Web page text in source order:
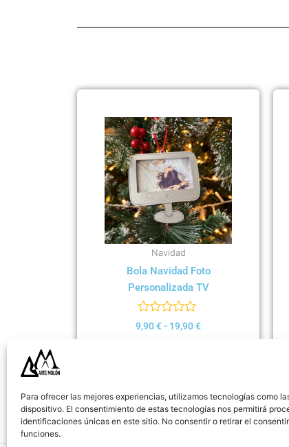
Para ofrecer las mejores experiencias, utilizamos tecnologías como
dispositivo. El consentimiento de estas tecnologías nos permitirá
identificaciones únicas en este sitio. No consentir o retirar el
funciones.
Navidad
Bola Navidad Foto
Personalizada TV
Valorado
con
9,90€- 19,90€
precios:
desde
9,90 €
hasta
19,90 €
tiene
múltiples
variantes.
Las
opciones
se
pueden
elegir
la
página
de
producto